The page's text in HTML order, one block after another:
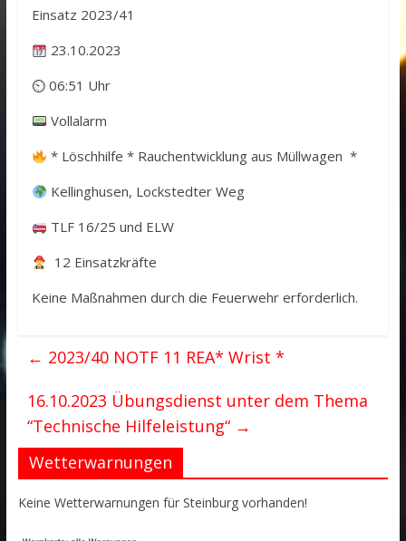
Einsatz 2023/41
23.10.2023
⏲ 06:51 Uhr
Vollalarm
* Löschhilfe * Rauchentwicklung aus Müllwagen *
Kellinghusen, Lockstedter Weg
TLF 16/25 und ELW
12 Einsatzkräfte
Keine Maßnahmen durch die Feuerwehr erforderlich.
← 2023/40 NOTF 11 REA* Wrist *
16.10.2023 Übungsdienst unter dem Thema
“Technische Hilfeleistung“ →
Wetterwarnungen
Keine Wetterwarnungen für Steinburg vorhanden!